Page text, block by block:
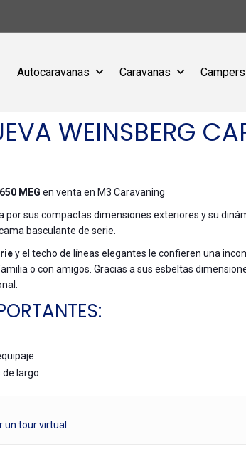
Autocaravanas Caravanas Campers
WEINSBERG
MEG en venta en M3 Caravaning
por sus compactas dimensiones exteriores y su
basculante de serie.
y el techo de líneas elegantes le confieren una
o con amigos. Gracias a sus esbeltas
largo
un tour virtual